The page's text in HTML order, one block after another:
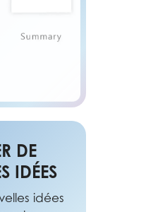
DE
IDÉES
idées